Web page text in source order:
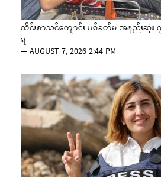
ထိုင်းစာသင်ကျောင်း ပစ်ခတ်မှု အနည်းဆုံး ၇
ရ
—AUGUST 7, 2026 2:44 PM